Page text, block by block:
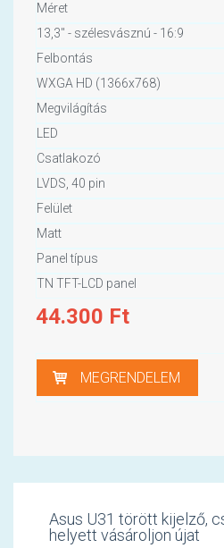
Méret
13,3" - szélesvásznú - 16:9
Felbontás
WXGA HD (1366x768)
Megvilágítás
LED
Csatlakozó
LVDS, 40 pin
Felület
Matt
Panel típus
TN TFT-LCD panel
44.300 Ft
MEGRENDELEM
Asus U31 törött kijelző,
helyett vásároljon újat